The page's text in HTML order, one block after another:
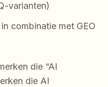
varianten)
in combinatie met GEO
die “AI
die AI